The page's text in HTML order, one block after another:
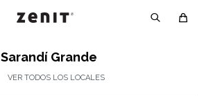
Sarandí Grande
VER TODOS LOS LOCALES